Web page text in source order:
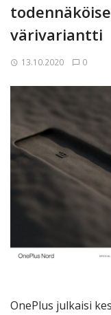
värivariantti
13.10.2020 0
OnePlus julkaisi